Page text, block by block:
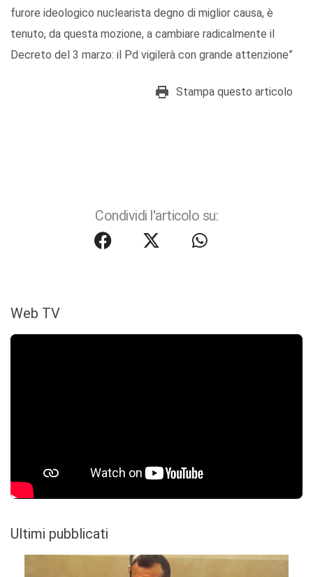
furore ideologico nuclearista degno di miglior causa, è
tenuto, da questa mozione, a cambiare radicalmente il
Decreto del 3 marzo: il Pd vigilerà con grande attenzione”
Stampa questo articolo
Condividi l'articolo su:
Web TV
Ultimi pubblicati